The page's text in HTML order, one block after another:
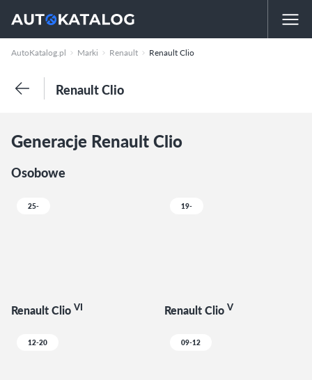
AutoKatalog.pl Marki Renault Renault Clio
Renault Clio
Generacje Renault Clio
Osobowe
25-
Renault Clio VI
19-
Renault Clio V
12-20 09-12